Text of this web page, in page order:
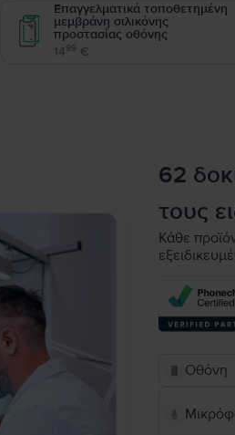
Επαγγελματικά τοποθετημένη
μεμβράνη σιλικόνης
προστασίας οθόνης
1499 €
62
τους
Κάθε
Οθόνη